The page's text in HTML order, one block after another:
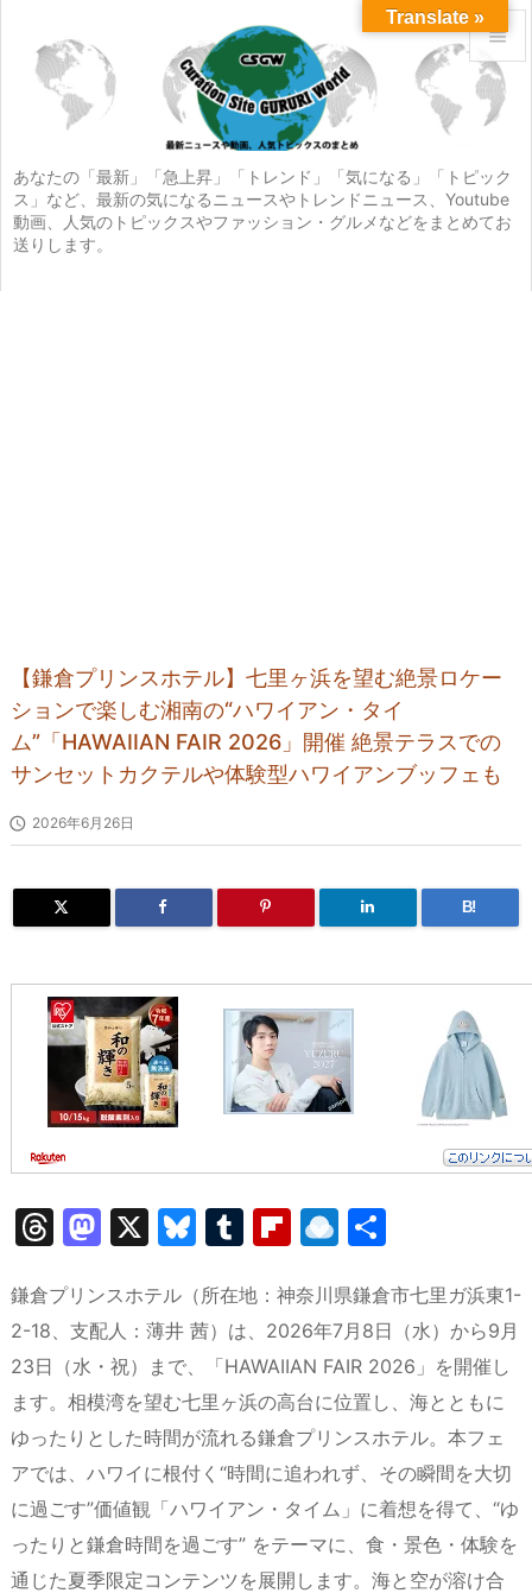
あなたの「最新」「急上昇」「トレンド」「気になる」「トピック
ス」など、最新の気になるニュースやトレンドニュース、Youtube
動画、人気のトピックスやファッション・グルメなどをまとめてお
送りします。


メニュ
サイド

前へ
【鎌倉プリンスホテル】七里ヶ浜を望む絶景ロケー
ションで楽しむ湘南の“ハワイアン・タイ
ム”「HAWAIIAN FAIR 2026」開催 絶景テラスでの
サンセットカクテルや体験型ハワイアンブッフェも
 2026年6月26日
B!
T
e
a
d
s
M
st
o
d
o
n
X
Bl
e
s
y
T
m
bl
r
Fl
b
o
ar
d
R
n
dr
o
p.
io
鎌倉プリンスホテル（所在地：神奈川県鎌倉市七里ガ浜東1-
2-18、支配人：薄井 茜）は、2026年7月8日（水）から9月
23日（水・祝）まで、「HAWAIIAN FAIR 2026」を開催し
ます。相模湾を望む七里ヶ浜の高台に位置し、海とともに
ゆったりとした時間が流れる鎌倉プリンスホテル。本フェ
アでは、ハワイに根付く“時間に追われず、その瞬間を大切
に過ごす”価値観「ハワイアン・タイム」に着想を得て、“ゆ
ったりと鎌倉時間を過ごす” をテーマに、食・景色・体験を
通じた夏季限定コンテンツを展開します。海と空が溶け合
Translate »